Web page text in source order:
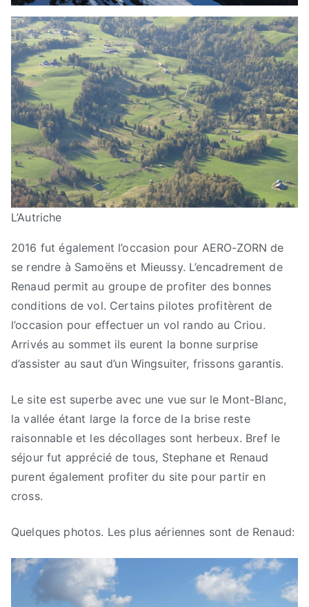
L’Autriche
2016 fut également l’occasion pour AERO-ZORN de
se rendre à Samoëns et Mieussy. L’encadrement de
Renaud permit au groupe de profiter des bonnes
conditions de vol. Certains pilotes profitèrent de
l’occasion pour effectuer un vol rando au Criou.
Arrivés au sommet ils eurent la bonne surprise
d’assister au saut d’un Wingsuiter, frissons garantis.
Le site est superbe avec une vue sur le Mont-Blanc,
la vallée étant large la force de la brise reste
raisonnable et les décollages sont herbeux. Bref le
séjour fut apprécié de tous, Stephane et Renaud
purent également profiter du site pour partir en
cross.
Quelques photos. Les plus aériennes sont de Renaud: